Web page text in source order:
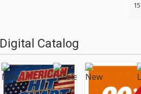
15
Digital Catalog